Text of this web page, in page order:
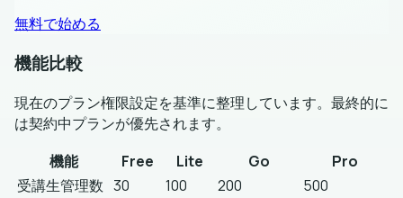
無料で始める
機能比較
現在のプラン権限設定を基準に整理しています。最終的に
は契約中プランが優先されます。
機能
Free Lite Go
Pro
受講生管理数 30 100 200
500